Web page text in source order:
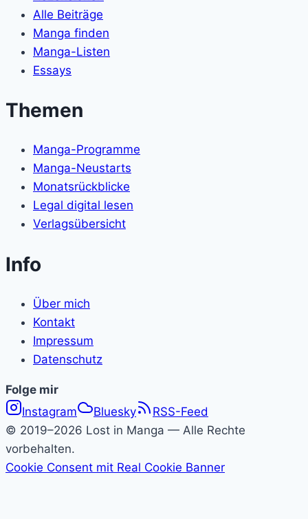
Alle Beiträge
Manga finden
Manga-Listen
Essays
Themen
Manga-Programme
Manga-Neustarts
Monatsrückblicke
Legal digital lesen
Verlagsübersicht
Info
Über mich
Kontakt
Impressum
Datenschutz
Folge
Lost
in
Manga
Folge mir
Instagram
Bluesky
RSS-Feed
© 2019–2026 Lost in Manga — Alle Rechte
vorbehalten.
Cookie Consent mit Real Cookie Banner